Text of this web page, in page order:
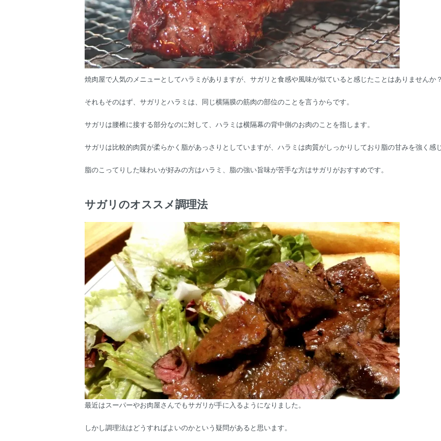
焼肉屋で人気のメニューとしてハラミがありますが、サガリと食感や風味が似ていると感じたことはありませんか？
それもそのはず、サガリとハラミは、同じ横隔膜の筋肉の部位のことを言うからです。
サガリは腰椎に接する部分なのに対して、ハラミは横隔幕の背中側のお肉のことを指します。
サガリは比較的肉質が柔らかく脂があっさりとしていますが、ハラミは肉質がしっかりしており脂の甘みを強く感
脂のこってりした味わいが好みの方はハラミ、脂の強い旨味が苦手な方はサガリがおすすめです。
サガリのオススメ調理法
最近はスーパーやお肉屋さんでもサガリが手に入るようになりました。
しかし調理法はどうすればよいのかという疑問があると思います。